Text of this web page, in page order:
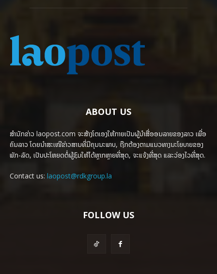
ABOUT US
ສຳນັກຂ່າວ laopost.com ຈະສ້າງໂຕເອງໃຫ້ກາຍເປັນຜູ້ນຳສື່ອອນລາຍຂອງລາວ ເພື່ອ
ຄົນລາວ ໂດຍນຳສະເໜີຂ່າວສານທີ່ມີຄຸນນະພາບ, ຖືກຕ້ອງຕາມແນວທາງນະໂຍບາຍຂອງ
ພັກ-ລັດ, ເປັນປະໂຫຍດຕໍ່ຜູ້ຊົມໃຫ້ໄດ້ຫຼາກຫຼາຍທີ່ສຸດ, ຈະແຈ້ງທີ່ສຸດ ແລະວ່ອງໄວທີ່ສຸດ.
Contact us: laopost@rdkgroup.la
FOLLOW US